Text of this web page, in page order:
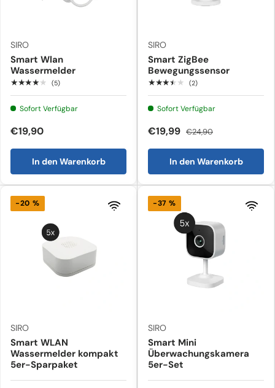
SIRO
Smart Wlan
Wassermelder
★★★★★ (5)
Sofort Verfügbar
€19,90
In den Warenkorb
SIRO
Smart ZigBee
Bewegungssensor
★★★★★ (2)
Sofort Verfügbar
€19,99 €24,90
In den Warenkorb
-20 %
SIRO
Smart WLAN
Wassermelder kompakt
5er-Sparpaket
-37 %
SIRO
Smart Mini
Überwachungskamera
5er-Set